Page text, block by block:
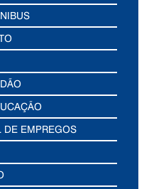
DE EMPREGOS